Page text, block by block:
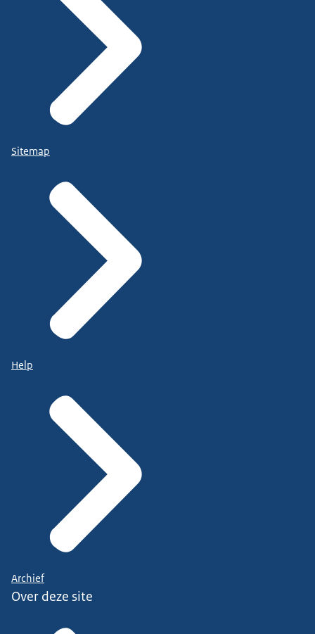
Sitemap
Help
Archief
Over deze site